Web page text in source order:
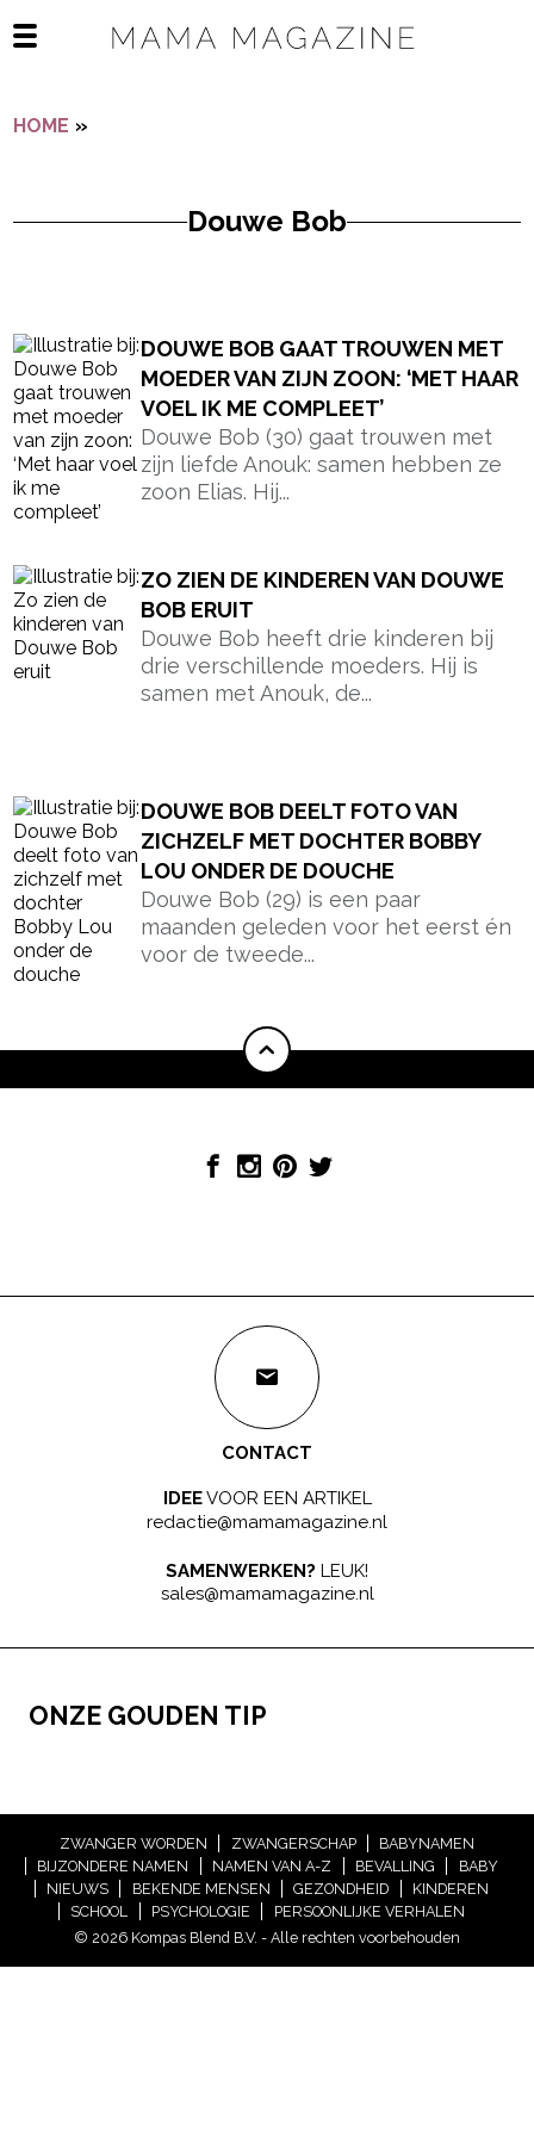
Open het mobiele menu
HOME »
Douwe Bob
DOUWE BOB GAAT TROUWEN MET
MOEDER VAN ZIJN ZOON: ‘MET HAAR
VOEL IK ME COMPLEET’
Douwe Bob (30) gaat trouwen met
zijn liefde Anouk: samen hebben ze
zoon Elias. Hij...
ZO ZIEN DE KINDEREN VAN DOUWE
BOB ERUIT
Douwe Bob heeft drie kinderen bij
drie verschillende moeders. Hij is
samen met Anouk, de...
DOUWE BOB DEELT FOTO VAN
ZICHZELF MET DOCHTER BOBBY
LOU ONDER DE DOUCHE
Douwe Bob (29) is een paar
maanden geleden voor het eerst én
voor de tweede...
CONTACT
IDEEVOOR EEN ARTIKEL
redactie@mamamagazine.nl
SAMENWERKEN? LEUK!
sales@mamamagazine.nl
ONZE GOUDEN TIP
ZWANGER WORDEN ZWANGERSCHAP
BABYNAMEN
BIJZONDERE NAMEN
NAMEN VAN A-Z BEVALLING
BABY
NIEUWS
BEKENDE MENSEN GEZONDHEID
KINDEREN
SCHOOL
PSYCHOLOGIE
PERSOONLIJKE VERHALEN
© 2026 Kompas Blend B.V. - Alle rechten voorbehouden